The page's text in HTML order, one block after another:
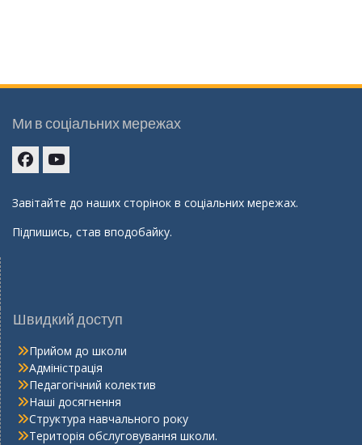
Ми в соціальних мережах
Завітайте до наших сторінок в соціальних мережах.
Підпишись, став вподобайку.
Швидкий доступ
Прийом до школи
Адміністрація
Педагогічний колектив
Наші досягнення
Структура навчального року
Територія обслуговування школи.